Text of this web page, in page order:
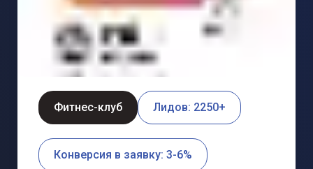
Фитнес-клуб Лидов: 2250+
Конверсия в заявку: 3-6%